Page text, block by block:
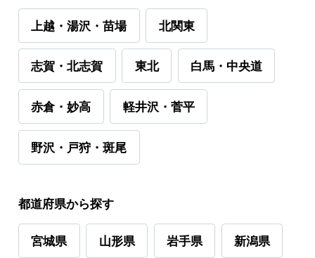
上越・湯沢・苗場 北関東
志賀・北志賀 東北 白馬・中央道
赤倉・妙高 軽井沢・菅平
野沢・戸狩・斑尾
都道府県から探す
宮城県 山形県 岩手県 新潟県